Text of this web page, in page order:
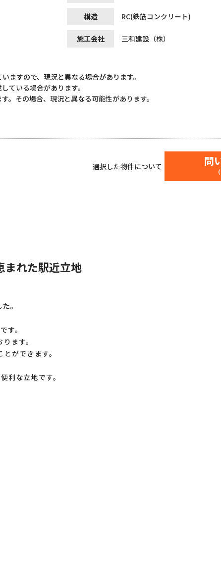
構造 RC(鉄筋コンクリート)
施工会社 三和建設（株）
ますので、現況と異なる場合があります。
ている場合があります。
その場合、現況と異なる可能性があります。
選択した物件について 問
まれた駅近立地
。
す。
ます。
ができます。
利な立地です。